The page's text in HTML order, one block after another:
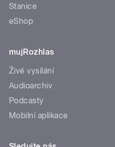
Stanice
eShop
mujRozhlas
Živé vysílání
Audioarchiv
Podcasty
Mobilní aplikace